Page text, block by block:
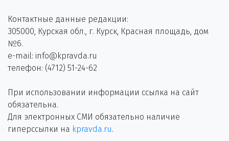
Контактные данные редакции:
305000, Курская обл., г. Курск, Красная площадь, дом
№6.
e-mail: info@kpravda.ru
телефон: (4712) 51-24-62
При использовании информации ссылка на сайт
обязательна.
Для электронных СМИ обязательно наличие
гиперссылки на kpravda.ru.